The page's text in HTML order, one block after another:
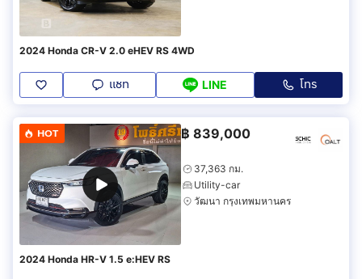
2024 Honda CR-V 2.0 eHEV RS 4WD
แชท LINE โทร
HOT ฿ 839,000
37,363 กม.
Utility-car
วัฒนา กรุงเทพมหานคร
2024 Honda HR-V 1.5 e:HEV RS